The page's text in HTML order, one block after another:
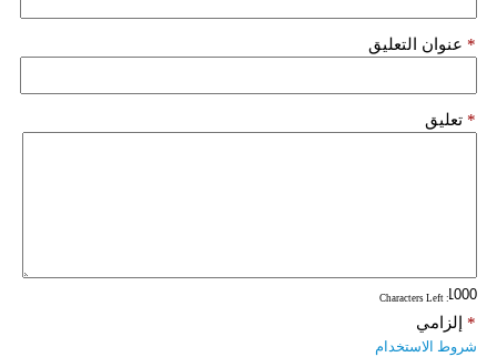
عنوان التعليق *
تعليق *
: Characters Left
إلزامي *
شروط الاستخدام